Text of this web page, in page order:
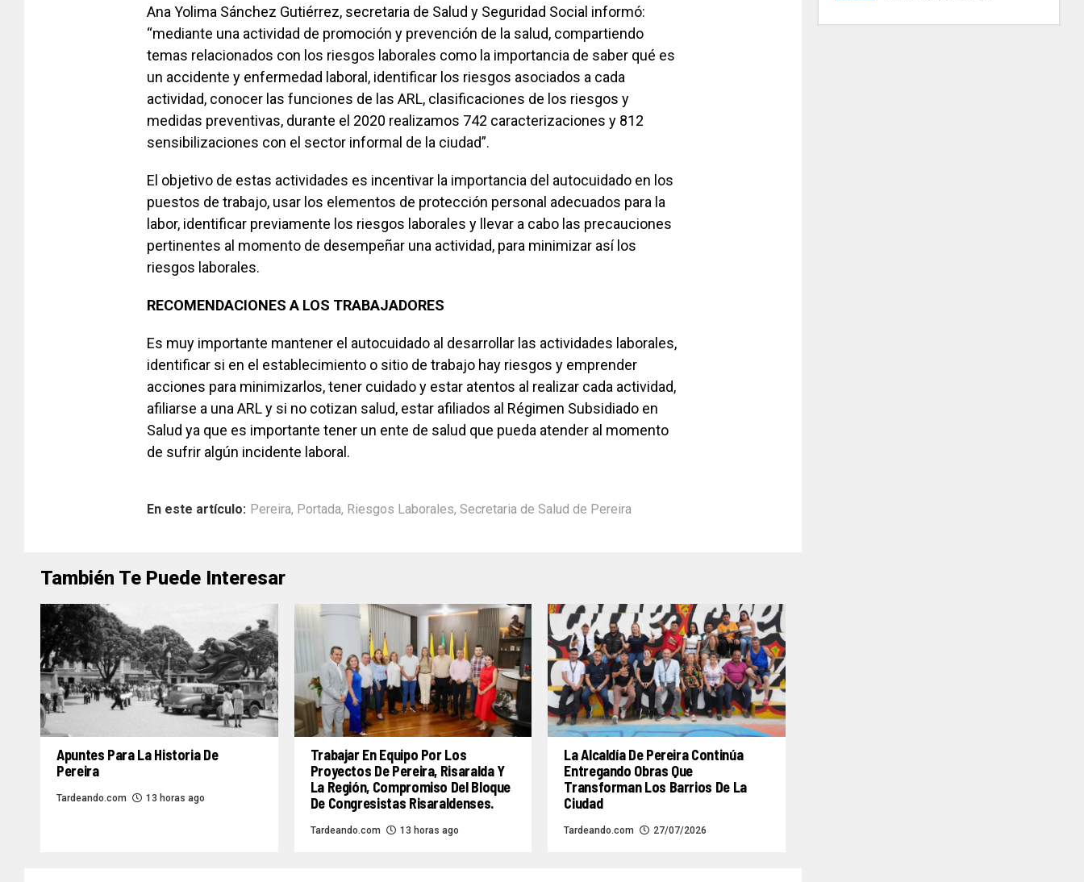
Ana Yolima Sánchez Gutiérrez, secretaria de Salud y Seguridad Social informó:
“mediante una actividad de promoción y prevención de la salud, compartiendo
temas relacionados con los riesgos laborales como la importancia de saber qué es
un accidente y enfermedad laboral, identificar los riesgos asociados a cada
actividad, conocer las funciones de las ARL, clasificaciones de los riesgos y
medidas preventivas, durante el 2020 realizamos 742 caracterizaciones y 812
sensibilizaciones con el sector informal de la ciudad”.
El objetivo de estas actividades es incentivar la importancia del autocuidado en los
puestos de trabajo, usar los elementos de protección personal adecuados para la
labor, identificar previamente los riesgos laborales y llevar a cabo las precauciones
pertinentes al momento de desempeñar una actividad, para minimizar así los
riesgos laborales.
RECOMENDACIONES A LOS TRABAJADORES
Es muy importante mantener el autocuidado al desarrollar las actividades laborales,
identificar si en el establecimiento o sitio de trabajo hay riesgos y emprender
acciones para minimizarlos, tener cuidado y estar atentos al realizar cada actividad,
afiliarse a una ARL y si no cotizan salud, estar afiliados al Régimen Subsidiado en
Salud ya que es importante tener un ente de salud que pueda atender al momento
de sufrir algún incidente laboral.
En este artículo: Pereira, Portada, Riesgos Laborales, Secretaria de Salud de Pereira
También Te Puede Interesar
Apuntes Para La Historia De
Pereira
Tardeando.com 13 horas ago
Trabajar En Equipo Por Los
Proyectos De Pereira, Risaralda Y
La Región, Compromiso Del Bloque
De Congresistas Risaraldenses.
Tardeando.com 13 horas ago
La Alcaldía De Pereira Continúa
Entregando Obras Que
Transforman Los Barrios De La
Ciudad
Tardeando.com 27/07/2026